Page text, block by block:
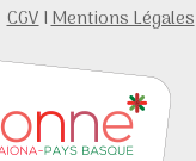
CGVIMentions Légales